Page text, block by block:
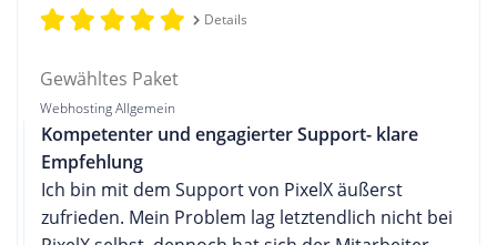
Details
Gewähltes Paket
Webhosting Allgemein
Kompetenter und engagierter Support- klare
Empfehlung
Ich bin mit dem Support von PixelX äußerst
zufrieden. Mein Problem lag letztendlich nicht bei